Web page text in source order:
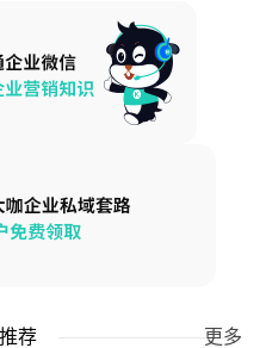
荐 更多